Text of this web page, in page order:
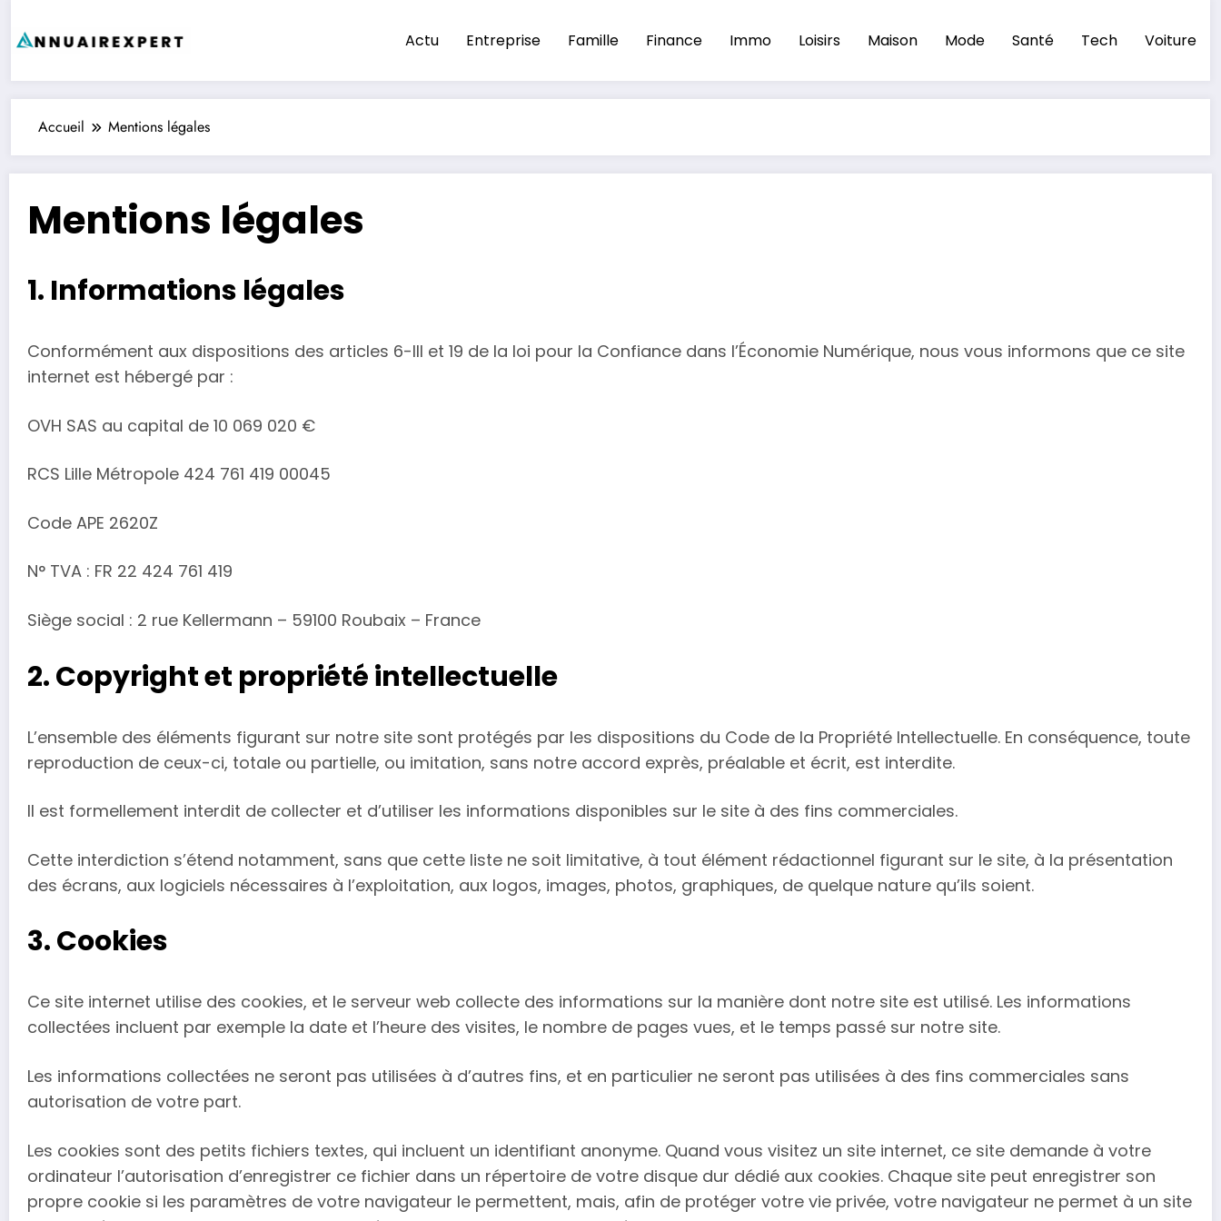
Actu Entreprise Famille Finance Immo Loisirs Maison Mode Santé Tech Voiture
Accueil Mentions légales
Mentions légales
1. Informations légales
Conformément aux dispositions des articles 6-III et 19 de la loi pour la Confiance dans l’Économie Numérique, nous vous informons que ce site
internet est hébergé par :
OVH SAS au capital de 10 069 020 €
RCS Lille Métropole 424 761 419 00045
Code APE 2620Z
N° TVA : FR 22 424 761 419
Siège social : 2 rue Kellermann – 59100 Roubaix – France
2. Copyright et propriété intellectuelle
L’ensemble des éléments figurant sur notre site sont protégés par les dispositions du Code de la Propriété Intellectuelle. En conséquence, toute
reproduction de ceux-ci, totale ou partielle, ou imitation, sans notre accord exprès, préalable et écrit, est interdite.
Il est formellement interdit de collecter et d’utiliser les informations disponibles sur le site à des fins commerciales.
Cette interdiction s’étend notamment, sans que cette liste ne soit limitative, à tout élément rédactionnel figurant sur le site, à la présentation
des écrans, aux logiciels nécessaires à l’exploitation, aux logos, images, photos, graphiques, de quelque nature qu’ils soient.
3. Cookies
Ce site internet utilise des cookies, et le serveur web collecte des informations sur la manière dont notre site est utilisé. Les informations
collectées incluent par exemple la date et l’heure des visites, le nombre de pages vues, et le temps passé sur notre site.
Les informations collectées ne seront pas utilisées à d’autres fins, et en particulier ne seront pas utilisées à des fins commerciales sans
autorisation de votre part.
Les cookies sont des petits fichiers textes, qui incluent un identifiant anonyme. Quand vous visitez un site internet, ce site demande à votre
ordinateur l’autorisation d’enregistrer ce fichier dans un répertoire de votre disque dur dédié aux cookies. Chaque site peut enregistrer son
propre cookie si les paramètres de votre navigateur le permettent, mais, afin de protéger votre vie privée, votre navigateur ne permet à un site